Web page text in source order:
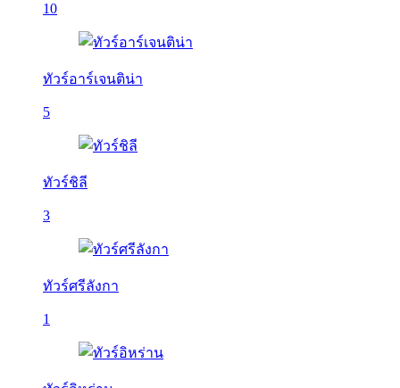
10
ทัวร์อาร์เจนติน่า
5
ทัวร์ชิลี
3
ทัวร์ศรีลังกา
1